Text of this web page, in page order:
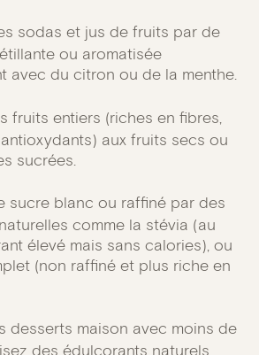
sodas et jus de fruits par de
ou aromatisée
avec du citron ou de la menthe.
fruits entiers (riches en fibres,
aux fruits secs ou
sucrées.
sucre blanc ou raffiné par des
comme la stévia (au
élevé mais sans calories), ou
(non raffiné et plus riche en
desserts maison avec moins de
des édulcorants naturels